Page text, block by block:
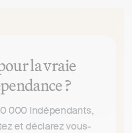
la vraie
?
000 indépendants,
et déclarez vous-